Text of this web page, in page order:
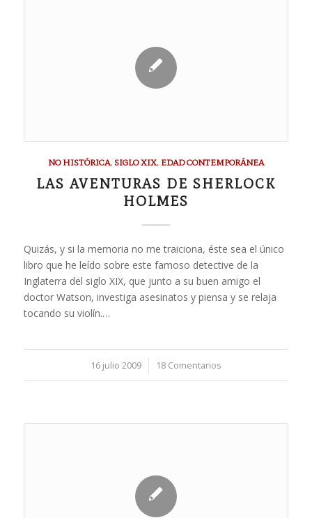
NO HISTÓRICA, SIGLO XIX, EDAD CONTEMPORÁNEA
LAS AVENTURAS DE SHERLOCK
HOLMES
Quizás, y si la memoria no me traiciona, éste sea el único
libro que he leído sobre este famoso detective de la
Inglaterra del siglo XIX, que junto a su buen amigo el
doctor Watson, investiga asesinatos y piensa y se relaja
tocando su violín.…
16 julio 2009
/ 18 Comentarios